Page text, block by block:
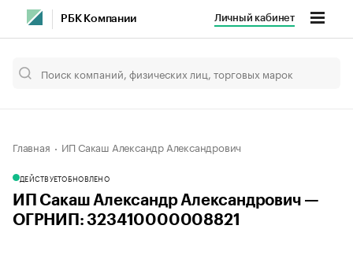
РБК Компании Личный кабинет
Главная ИП Сакаш Александр Александрович
ДЕЙСТВУЕТОБНОВЛЕНО
ИП Сакаш Александр Александрович —
ОГРНИП: 323410000008821